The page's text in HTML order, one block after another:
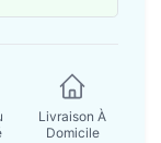
Livraison À
Domicile